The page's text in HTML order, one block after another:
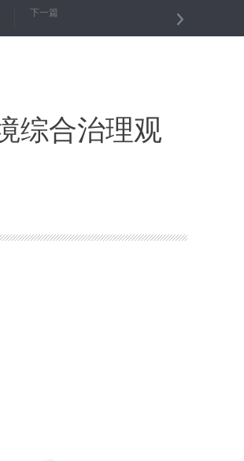
国家防总启动Ⅳ级应急响应 我国将推进“互
下一篇
综合治理观